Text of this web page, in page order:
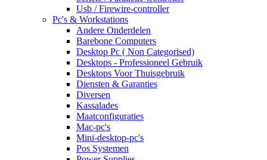
Usb / Firewire-controller
Pc's & Workstations
Andere Onderdelen
Barebone Computers
Desktop Pc ( Non Categorised)
Desktops - Professioneel Gebruik
Desktops Voor Thuisgebruik
Diensten & Garanties
Diversen
Kassalades
Maatconfiguraties
Mac-pc's
Mini-desktop-pc's
Pos Systemen